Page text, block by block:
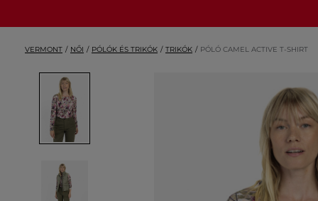
VERMONT NŐI PÓLÓK ÉS TRIKÓK TRIKÓK PÓLÓ CAMEL ACTIVE T-SHIRT